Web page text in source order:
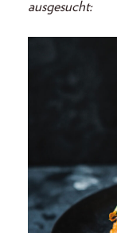
ausgesucht: